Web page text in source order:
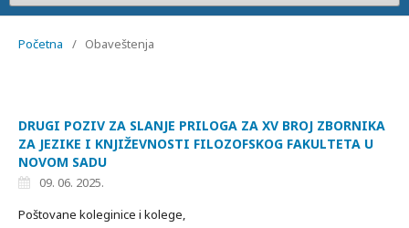
Početna / Obaveštenja
DRUGI POZIV ZA SLANJE PRILOGA ZA XV BROJ ZBORNIKA
ZA JEZIKE I KNJIŽEVNOSTI FILOZOFSKOG FAKULTETA U
NOVOM SADU
09. 06. 2025.
Poštovane koleginice i kolege,